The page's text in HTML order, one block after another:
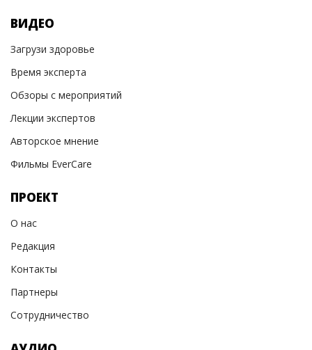
ВИДЕО
Загрузи здоровье
Время эксперта
Обзоры с мероприятий
Лекции экспертов
Авторское мнение
Фильмы EverCare
ПРОЕКТ
О нас
Редакция
Контакты
Партнеры
Сотрудничество